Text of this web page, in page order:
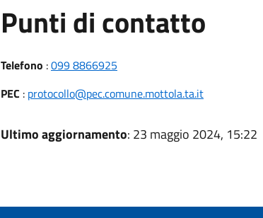
Punti di contatto
Telefono :099 8866925
PEC : protocollo@pec.comune.mottola.ta.it
Ultimo aggiornamento: 23 maggio 2024, 15:22